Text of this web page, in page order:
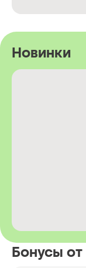
Новинки
Бонусы